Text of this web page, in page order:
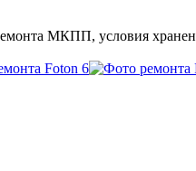
МКПП, условия